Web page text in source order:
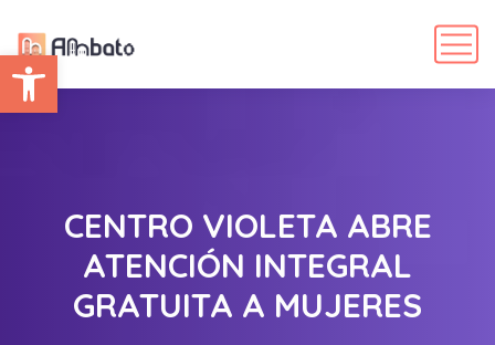
Abrir barra de herramientas
CENTRO VIOLETA ABRE
ATENCIÓN INTEGRAL
GRATUITA A MUJERES